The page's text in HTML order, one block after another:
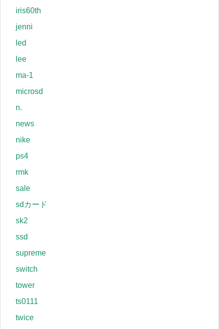
iris60th
jenni
led
lee
ma-1
microsd
n.
news
nike
ps4
rmk
sale
sdカード
sk2
ssd
supreme
switch
tower
ts0111
twice